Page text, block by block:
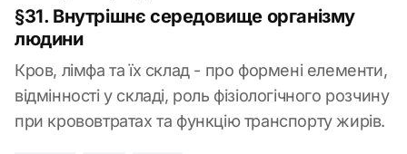
§31. Внутрішнє середовище організму
людини
Кров, лімфа та їх склад - про формені елементи,
відмінності у складі, роль фізіологічного розчину
при крововтратах та функцію транспорту жирів.